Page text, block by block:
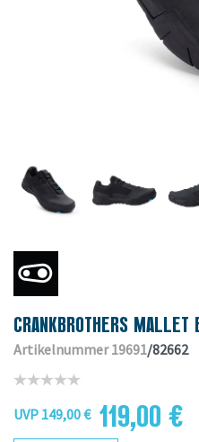
CRANKBROTHERS MALLET
Artikelnummer 19691/82662
UVP 149,00 € 119,00 €